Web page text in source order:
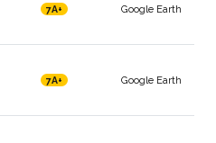
7A+ Google Earth
7A+ Google Earth